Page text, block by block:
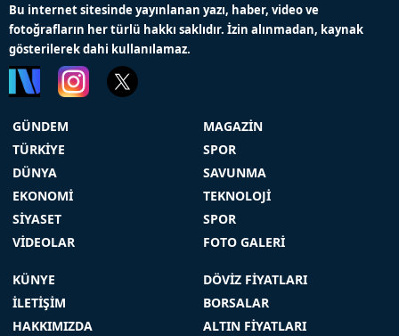
Bu internet sitesinde yayınlanan yazı, haber, video ve
fotoğrafların her türlü hakkı saklıdır. İzin alınmadan, kaynak
gösterilerek dahi kullanılamaz.
GÜNDEM
TÜRKİYE
DÜNYA
EKONOMİ
SİYASET
VİDEOLAR
MAGAZİN
SPOR
SAVUNMA
TEKNOLOJİ
SPOR
FOTO GALERİ
KÜNYE
İLETİŞİM
HAKKIMIZDA
DÖVİZ FİYATLARI
BORSALAR
ALTIN FİYATLARI